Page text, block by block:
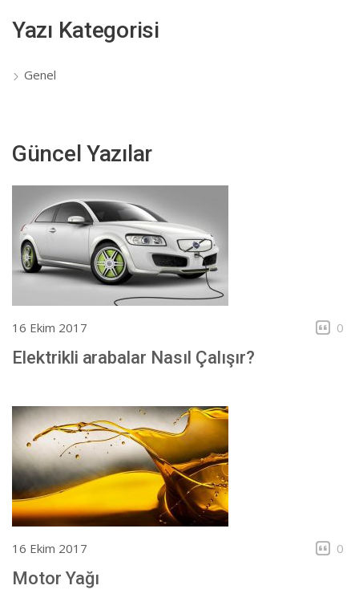
Yazı Kategorisi
Genel
Güncel Yazılar
16 Ekim 2017 0
Elektrikli arabalar Nasıl Çalışır?
16 Ekim 2017 0
Motor Yağı